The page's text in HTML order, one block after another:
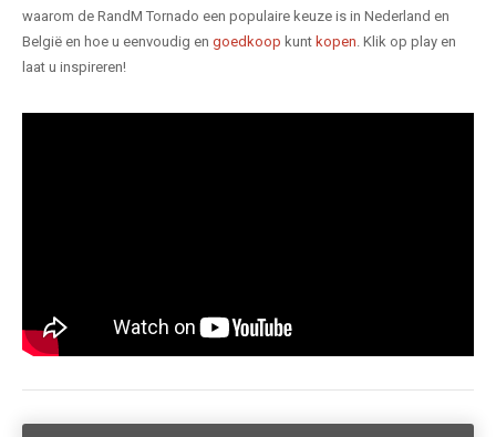
waarom de RandM Tornado een populaire keuze is in Nederland en
België en hoe u eenvoudig en goedkoop kunt kopen. Klik op play en
laat u inspireren!